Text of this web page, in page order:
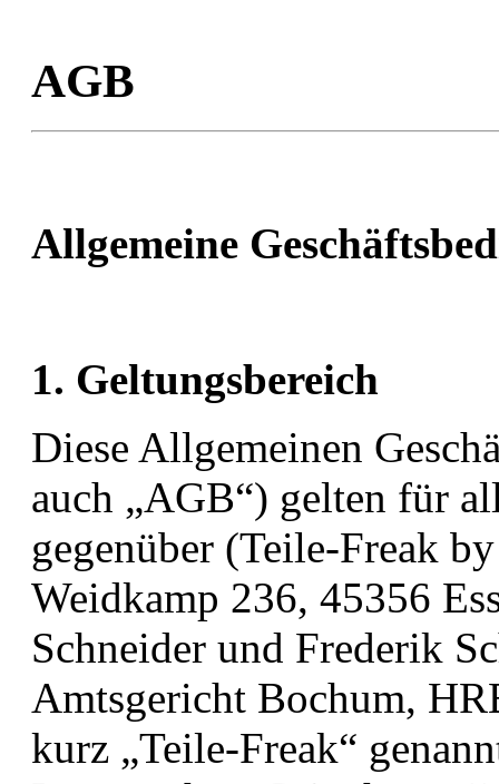
AGB
Allgemeine
1. Geltungsbereich
Diese Allgemeinen
auch „AGB“) gelten für
gegenüber (Teile-Freak
Weidkamp 236, 45356
Schneider und Frederik
Amtsgericht Bochum,
kurz „Teile-Freak“